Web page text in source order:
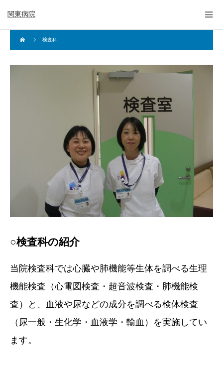
関東病院
検査科
○検査科の紹介
当院検査科では心臓や肺機能等生体を調べる生理
機能検査（心電図検査・超音波検査・肺機能検
査）と、血液や尿などの成分を調べる検体検査
（尿一般・生化学・血液学・輸血）を実施してい
ます。